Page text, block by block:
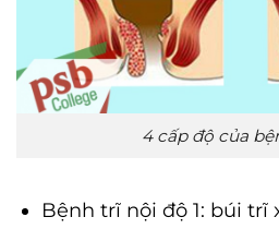
4 cấp độ của
Bệnh trĩ nội độ 1: búi trĩ